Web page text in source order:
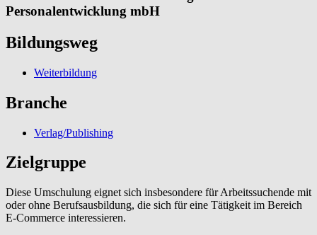
Personalentwicklung mbH
Bildungsweg
Weiterbildung
Branche
Verlag/Publishing
Zielgruppe
Diese Umschulung eignet sich insbesondere für Arbeitssuchende mit
oder ohne Berufsausbildung, die sich für eine Tätigkeit im Bereich
E-Commerce interessieren.